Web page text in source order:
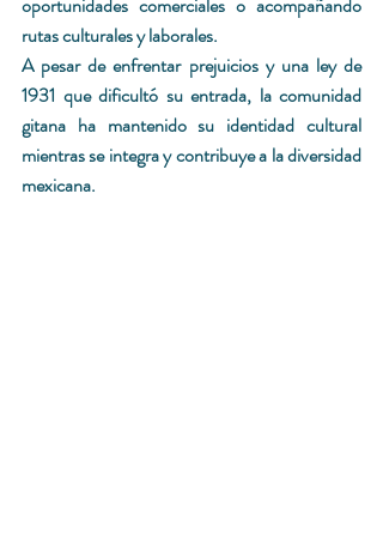
rutas culturales y laborales.
A pesar de enfrentar prejuicios y una ley de
1931 que dificultó su entrada, la comunidad
gitana ha mantenido su identidad cultural
mientras se integra y contribuye a la diversidad
mexicana.